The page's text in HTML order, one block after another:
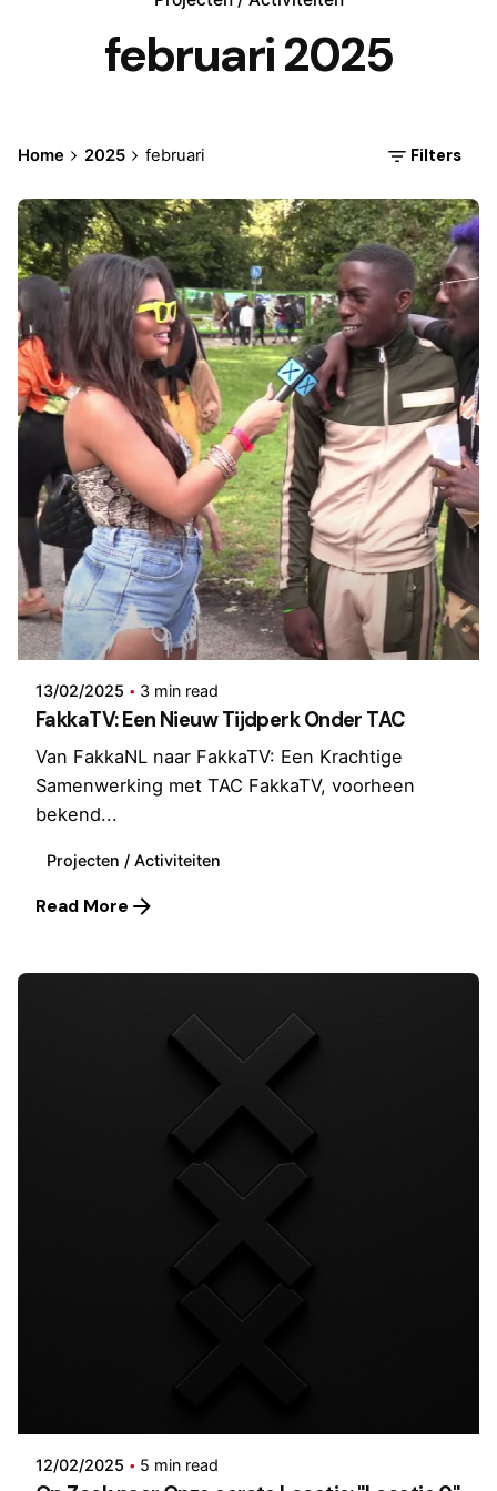
februari 2025
Home 2025 februari Filters
Posted by
Stichting TAC
13/02/2025 3 min read
FakkaTV: Een Nieuw Tijdperk Onder TAC
Van FakkaNL naar FakkaTV: Een Krachtige
Samenwerking met TAC FakkaTV, voorheen
bekend...
Projecten / Activiteiten
Read More
12/02/2025 5 min read